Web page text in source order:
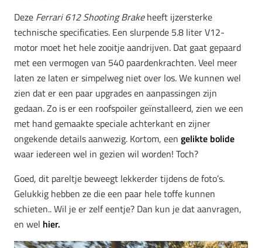
Deze Ferrari 612 Shooting Brakeheeft ijzersterke
technische specificaties. Een slurpende 5.8 liter V12-
motor moet het hele zooitje aandrijven. Dat gaat gepaard
met een vermogen van 540 paardenkrachten. Veel meer
laten ze laten er simpelweg niet over los. We kunnen wel
zien dat er een paar upgrades en aanpassingen zijn
gedaan. Zo is er een roofspoiler geïnstalleerd, zien we een
met hand gemaakte speciale achterkant en zijner
ongekende details aanwezig. Kortom, een gelikte bolide
waar iedereen wel in gezien wil worden! Toch?
Goed, dit pareltje beweegt lekkerder tijdens de foto’s.
Gelukkig hebben ze die een paar hele toffe kunnen
schieten.. Wil je er zelf eentje? Dan kun je dat aanvragen,
en wel hier.